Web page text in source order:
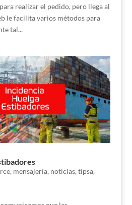
realizar el pedido, pero llega al
le facilita varios métodos para
tal...
, mensajería, noticias, tipsa,